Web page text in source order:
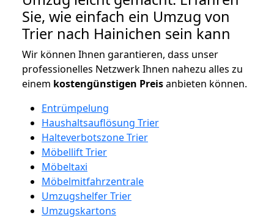
Sie, wie einfach ein Umzug von
Trier nach Hainichen sein kann
Wir können Ihnen garantieren, dass unser
professionelles Netzwerk Ihnen nahezu alles zu
einem kostengünstigen Preisanbieten können.
Entrümpelung
Haushaltsauflösung Trier
Halteverbotszone Trier
Möbellift Trier
Möbeltaxi
Möbelmitfahrzentrale
Umzugshelfer Trier
Umzugskartons